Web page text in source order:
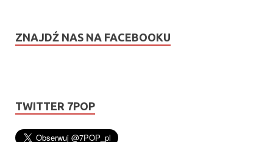
ZNAJDŹ NAS NA FACEBOOKU
TWITTER 7POP